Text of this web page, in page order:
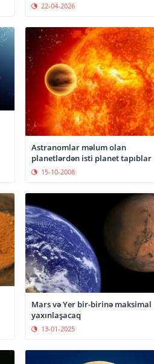
22-04-2026
Astranomlar məlum olan
planetlərdən isti planet tapıblar
15-10-2008
Mars və Yer bir-birinə maksimal
yaxınlaşacaq
13-01-2025